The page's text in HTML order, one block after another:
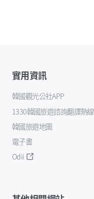
實用資訊
韓國觀光公社APP
1330韓國旅遊諮詢翻譯熱線
韓國旅遊地圖
電子書
Odii